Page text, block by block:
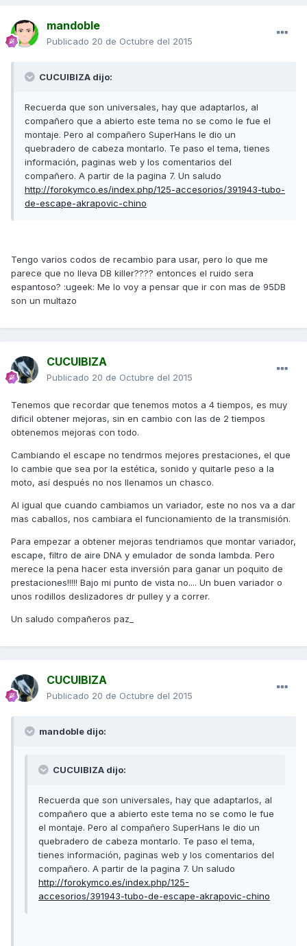
mandoble
Publicado 20 de Octubre del 2015
CUCUIBIZA dijo:
Recuerda que son universales, hay que adaptarlos, al
compañero que a abierto este tema no se como le fue el
montaje. Pero al compañero SuperHans le dio un
quebradero de cabeza montarlo. Te paso el tema, tienes
información, paginas web y los comentarios del
compañero. A partir de la pagina 7. Un saludo
http://forokymco.es/index.php/125-accesorios/391943-tubo-
de-escape-akrapovic-chino
Tengo varios codos de recambio para usar, pero lo que me
parece que no lleva DB killer???? entonces el ruido sera
espantoso? :ugeek: Me lo voy a pensar que ir con mas de 95DB
son un multazo
CUCUIBIZA
Publicado 20 de Octubre del 2015
Tenemos que recordar que tenemos motos a 4 tiempos, es muy
dificil obtener mejoras, sin en cambio con las de 2 tiempos
obtenemos mejoras con todo.
Cambiando el escape no tendrmos mejores prestaciones, el que
lo cambie que sea por la estética, sonido y quitarle peso a la
moto, así después no nos llenamos un chasco.
Al igual que cuando cambiamos un variador, este no nos va a dar
mas caballos, nos cambiara el funcionamiento de la transmisión.
Para empezar a obtener mejoras tendriamos que montar variador,
escape, filtro de aire DNA y emulador de sonda lambda. Pero
merece la pena hacer esta inversión para ganar un poquito de
prestaciones!!!!! Bajo mi punto de vista no.... Un buen variador o
unos rodillos deslizadores dr pulley y a correr.
Un saludo compañeros paz_
CUCUIBIZA
Publicado 20 de Octubre del 2015
mandoble dijo:
CUCUIBIZA dijo:
Recuerda que son universales, hay que adaptarlos, al
compañero que a abierto este tema no se como le fue
el montaje. Pero al compañero SuperHans le dio un
quebradero de cabeza montarlo. Te paso el tema,
tienes información, paginas web y los comentarios del
compañero. A partir de la pagina 7. Un saludo
http://forokymco.es/index.php/125-
accesorios/391943-tubo-de-escape-akrapovic-chino